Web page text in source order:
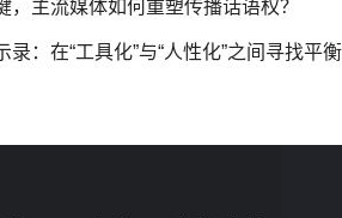
，主流媒体如何重塑传播话语权？
录：在“工具化”与“人性化”之间寻找平衡